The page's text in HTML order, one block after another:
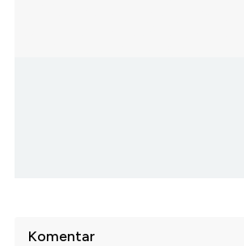
Komentar